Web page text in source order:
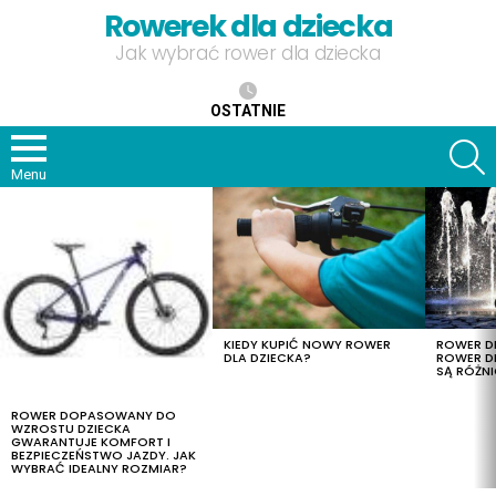
Rowerek dla dziecka
Jak wybrać rower dla dziecka
OSTATNIE
Menu
ROWER DOPASOWANY DO
WZROSTU DZIECKA
GWARANTUJE KOMFORT I
BEZPIECZEŃSTWO JAZDY. JAK
WYBRAĆ IDEALNY ROZMIAR?
KIEDY KUPIĆ NOWY ROWER
DLA DZIECKA?
ROWER
ROWER
SĄ